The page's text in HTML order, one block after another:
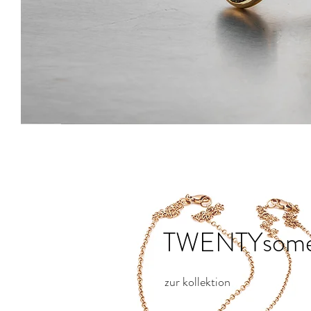
zur kollektion